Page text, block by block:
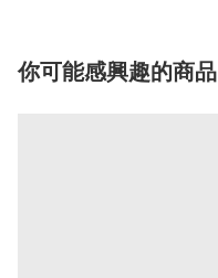
你可能感興趣的商品